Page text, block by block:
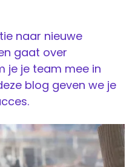
naar nieuwe
gaat over
je je team mee in
blog geven we je